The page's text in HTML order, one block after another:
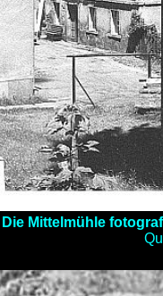
Die Mittelmühle